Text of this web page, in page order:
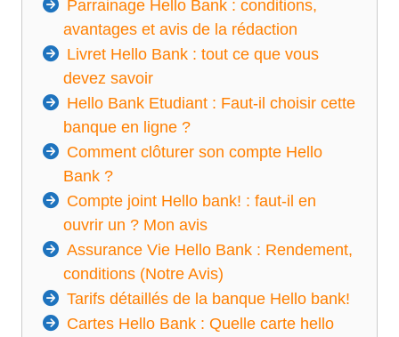
Parrainage Hello Bank : conditions,
avantages et avis de la rédaction
Livret Hello Bank : tout ce que vous
devez savoir
Hello Bank Etudiant : Faut-il choisir cette
banque en ligne ?
Comment clôturer son compte Hello
Bank ?
Compte joint Hello bank! : faut-il en
ouvrir un ? Mon avis
Assurance Vie Hello Bank : Rendement,
conditions (Notre Avis)
Tarifs détaillés de la banque Hello bank!
Cartes Hello Bank : Quelle carte hello